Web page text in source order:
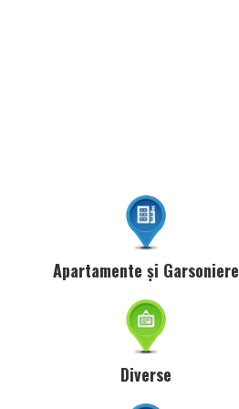
Apartamente și Garsoniere
Diverse